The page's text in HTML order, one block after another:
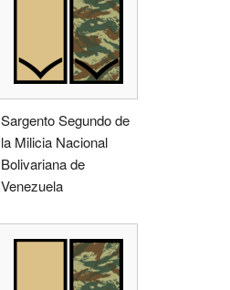
Sargento Segundo de
la Milicia Nacional
Bolivariana de
Venezuela